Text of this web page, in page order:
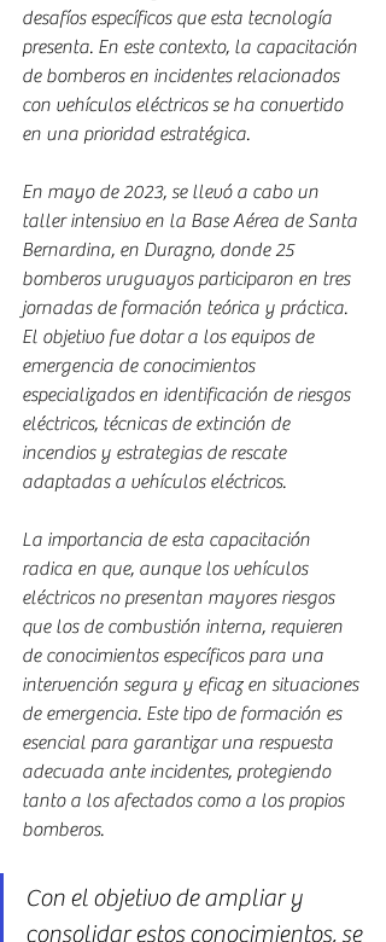
desafíos específicos que esta tecnología
presenta. En este contexto, la capacitación
de bomberos en incidentes relacionados
con vehículos eléctricos se ha convertido
en una prioridad estratégica.
En mayo de 2023, se llevó a cabo un
taller intensivo en la Base Aérea de Santa
Bernardina, en Durazno, donde 25
bomberos uruguayos participaron en tres
jornadas de formación teórica y práctica.
El objetivo fue dotar a los equipos de
emergencia de conocimientos
especializados en identificación de riesgos
eléctricos, técnicas de extinción de
incendios y estrategias de rescate
adaptadas a vehículos eléctricos.
La importancia de esta capacitación
radica en que, aunque los vehículos
eléctricos no presentan mayores riesgos
que los de combustión interna, requieren
de conocimientos específicos para una
intervención segura y eficaz en situaciones
de emergencia. Este tipo de formación es
esencial para garantizar una respuesta
adecuada ante incidentes, protegiendo
tanto a los afectados como a los propios
bomberos.
Con el objetivo de ampliar y
consolidar estos conocimientos, se